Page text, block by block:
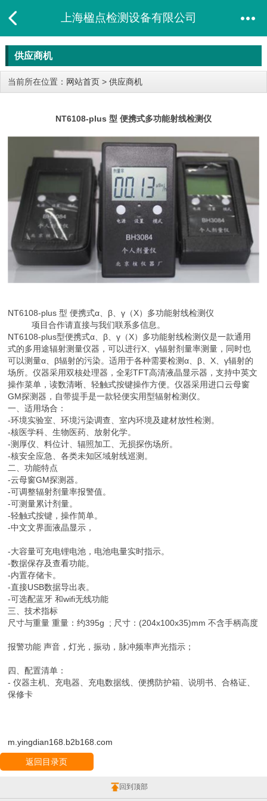
上海楹点检测设备有限公司
供应商机
当前所在位置： 网站首页 > 供应商机
NT6108-plus 型 便携式多功能射线检测仪
NT6108-plus 型 便携式α、β、γ（X）多功能射线检测仪
项目合作请直接与我们联系多信息。
NT6108-plus型便携式α、β、γ（X）多功能射线检测仪是一款通用
式的多用途辐射测量仪器，可以进行X、γ辐射剂量率测量，同时也
可以测量α、β辐射的污染。适用于各种需要检测α、β、X、γ辐射的
场所。仪器采用双核处理器，全彩TFT高清液晶显示器，支持中英文
操作菜单，读数清晰、轻触式按键操作方便。仪器采用进口云母窗
GM探测器，自带提手是一款轻便实用型辐射检测仪。
一、适用场合：
-环境实验室、环境污染调查、室内环境及建材放性检测。
-核医学科、生物医药、放射化学。
-测厚仪、料位计、辐照加工、无损探伤场所。
-核安全应急、各类未知区域射线巡测。
二、功能特点
-云母窗GM探测器。
-可调整辐射剂量率报警值。
-可测量累计剂量。
-轻触式按键，操作简单。
-中文文界面液晶显示，
-大容量可充电锂电池，电池电量实时指示。
-数据保存及查看功能。
-内置存储卡。
-直接USB数据导出表。
-可选配蓝牙 和wifi无线功能
三、技术指标
尺寸与重量 重量：约395g ; 尺寸：(204x100x35)mm 不含手柄高度
报警功能 声音，灯光，振动，脉冲频率声光指示；
四、配置清单：
- 仪器主机、充电器、充电数据线、便携防护箱、说明书、合格证、
保修卡
m.yingdian168.b2b168.com
返回目录页
回到顶部